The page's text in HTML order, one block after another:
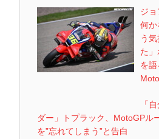
ジ
何か
う
た
を語
「
ダー」トプラック、MotoGPル
を”忘れてしまう”と告白